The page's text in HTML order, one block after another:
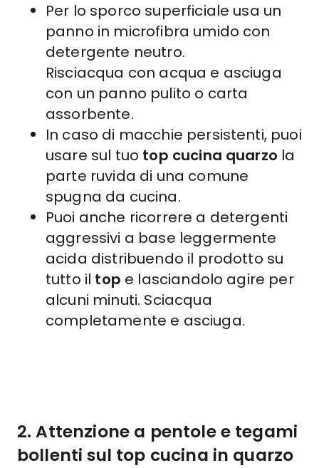
Per lo sporco superficiale usa un
panno in microfibra umido con
detergente neutro.
Risciacqua con acqua e asciuga
con un panno pulito o carta
assorbente.
In caso di macchie persistenti, puoi
usare sul tuo top cucina quarzo la
parte ruvida di una comune
spugna da cucina.
Puoi anche ricorrere a detergenti
aggressivi a base leggermente
acida distribuendo il prodotto su
tutto il top e lasciandolo agire per
alcuni minuti. Sciacqua
completamente e asciuga.
2. Attenzione a pentole e tegami
bollenti sul top cucina in quarzo